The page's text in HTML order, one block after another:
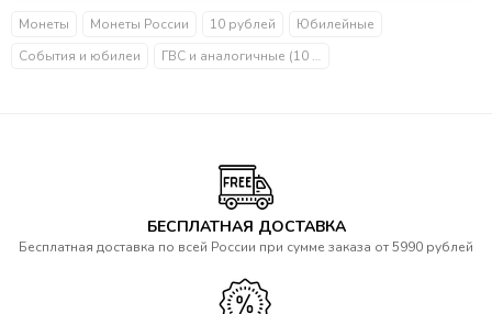
Монеты Монеты России 10 рублей
Юбилейные
События и юбилеи
ГВС и аналогичные (10 рублей)
БЕСПЛАТНАЯ ДОСТАВКА
Бесплатная доставка по всей России при сумме заказа от 5990 рублей